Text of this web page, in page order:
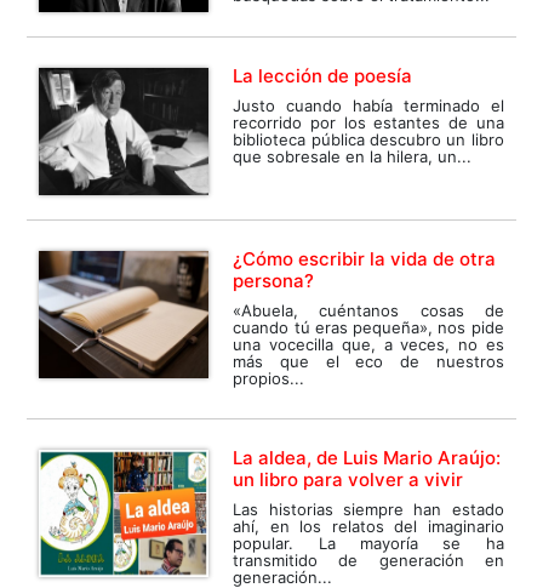
La lección de poesía
Justo cuando había terminado el
recorrido por los estantes de una
biblioteca pública descubro un libro
que sobresale en la hilera, un...
¿Cómo escribir la vida de otra
persona?
«Abuela, cuéntanos cosas de
cuando tú eras pequeña», nos pide
una vocecilla que, a veces, no es
más que el eco de nuestros
propios...
La aldea, de Luis Mario Araújo:
un libro para volver a vivir
Las historias siempre han estado
ahí, en los relatos del imaginario
popular. La mayoría se ha
transmitido de generación en
generación...